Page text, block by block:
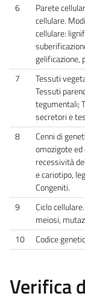
6
Parete
cellulare.
cellulare:
gelificazione,
7
Tessuti
Tessuti
tegumentali;
secretori e
8
Cenni di
omozigote
recessività
e cariotipo,
Congeniti.
9
Ciclo
meiosi,
10 Codice
Verifica